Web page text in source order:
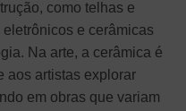
como telhas e
e cerâmicas
Na arte, a cerâmica é
aos artistas explorar
em obras que variam